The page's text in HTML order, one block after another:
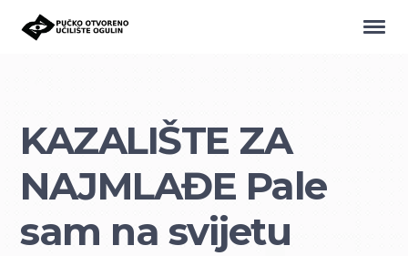
KAZALIŠTE ZA
NAJMLAĐE Pale
sam na svijetu